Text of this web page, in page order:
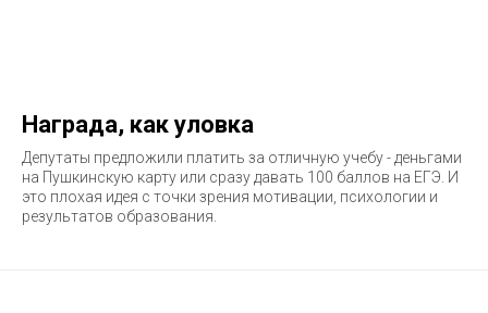
Награда, как уловка
Депутаты предложили платить за отличную учебу - деньгами
на Пушкинскую карту или сразу давать 100 баллов на ЕГЭ. И
это плохая идея с точки зрения мотивации, психологии и
результатов образования.